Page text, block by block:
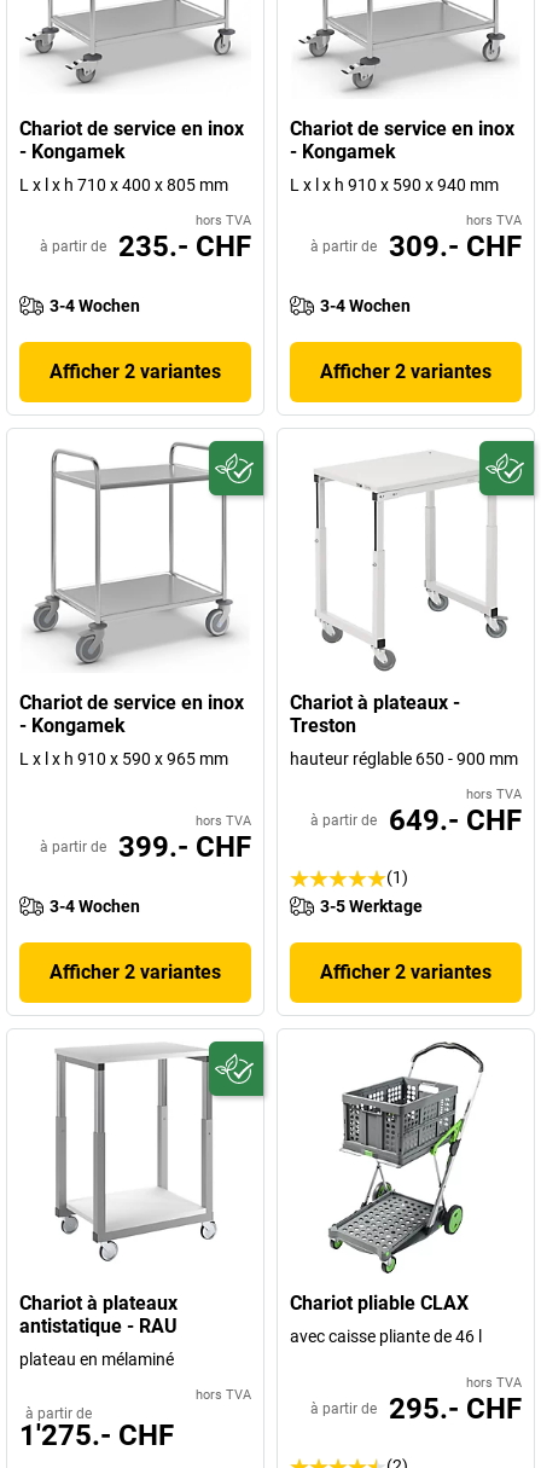
Chariot de service en inox
- Kongamek
L x l x h 710 x 400 x 805 mm
hors TVA
à partir de 235.- CHF
3-4 Wochen
Afficher 2 variantes
Chariot de service en inox
- Kongamek
L x l x h 910 x 590 x 940 mm
hors TVA
à partir de 309.- CHF
3-4 Wochen
Afficher 2 variantes
Chariot de service en inox
- Kongamek
L x l x h 910 x 590 x 965 mm
hors TVA
à partir de 399.- CHF
3-4 Wochen
Afficher 2 variantes
Chariot à plateaux -
Treston
hauteur réglable 650 - 900 mm
hors TVA
à partir de 649.- CHF
(1)
3-5 Werktage
Afficher 2 variantes
Chariot à plateaux
antistatique - RAU
plateau en mélaminé
hors TVA
à partir de
1'275.- CHF
Chariot pliable CLAX
avec caisse pliante de 46 l
hors TVA
à partir de 295.- CHF